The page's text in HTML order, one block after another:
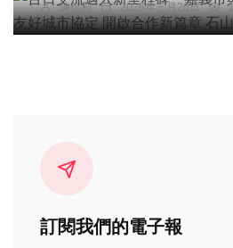
陳信利 2026年三月26日
訂閱我們的電子報